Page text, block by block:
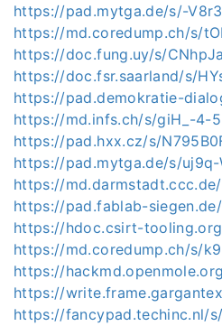
https://pad.mytga.de/s/-
https://md.coredump.ch/s/
https://doc.fung.uy/s/
https://doc.fsr.saarland/s/
https://pad.demokratie-
https://md.infs.ch/s/giH_-4-
https://pad.hxx.cz/s/
https://pad.mytga.de/s/uj9q-
https://
https://pad.fablab-
https://hdoc.csirt-
https://md.coredump.ch/s/
https://
https://
https://fancypad.techinc.nl/